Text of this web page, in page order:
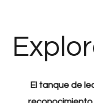
El tanque de